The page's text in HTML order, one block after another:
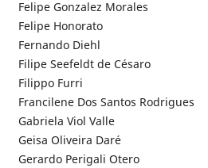
Felipe Gonzalez Morales
Felipe Honorato
Fernando Diehl
Filipe Seefeldt de Césaro
Filippo Furri
Francilene Dos Santos Rodrigues
Gabriela Viol Valle
Geisa Oliveira Daré
Gerardo Perigali Otero